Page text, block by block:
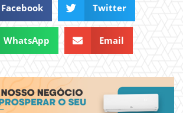
Facebook Twitter
WhatsApp Email